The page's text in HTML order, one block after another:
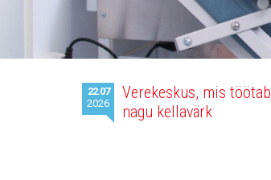
Viimased
uudised
22.07
2026
Verekeskus, mis töötab
nagu kellavärk